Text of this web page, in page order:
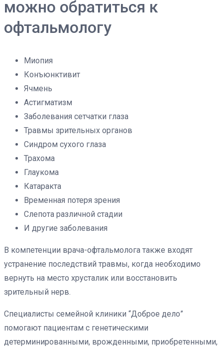
можно обратиться к
офтальмологу
Миопия
Конъюнктивит
Ячмень
Астигматизм
Заболевания сетчатки глаза
Травмы зрительных органов
Синдром сухого глаза
Трахома
Глаукома
Катаракта
Временная потеря зрения
Слепота различной стадии
И другие заболевания
В компетенции врача-офтальмолога также входят
устранение последствий травмы, когда необходимо
вернуть на место хрусталик или восстановить
зрительный нерв.
Специалисты семейной клиники “Доброе дело”
помогают пациентам с генетическими
детерминированными, врожденными, приобретенными,